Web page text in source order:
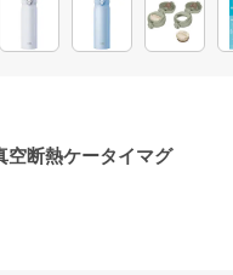
断熱ケータイマグ